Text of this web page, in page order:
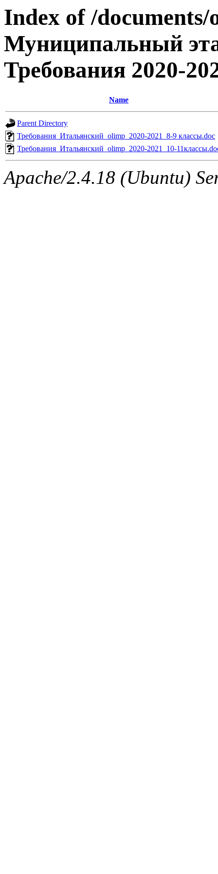
Index of /
Муниципальный
Требования 2020-
Name
Parent Directory
Требования_Итальянский_olimp_2020-2021_8-9 классы.doc
Требования_Итальянский_olimp_2020-2021_10-
Apache/2.4.18 (Ubuntu)